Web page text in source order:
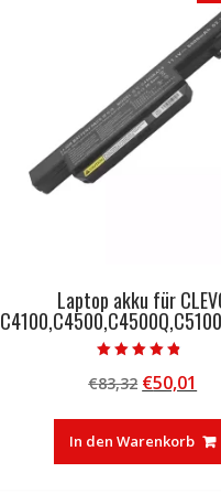
Laptop akku für
4.50
von 5
€83,32
war:
€83,32
€50,01
ist:
In den Warenkorb